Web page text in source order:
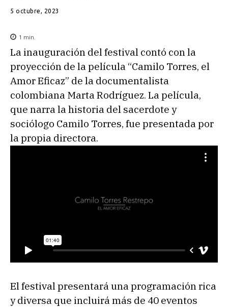
5 octubre, 2023
1 min.
La inauguración del festival contó con la
proyección de la película “Camilo Torres, el
Amor Eficaz” de la documentalista
colombiana Marta Rodríguez. La película,
que narra la historia del sacerdote y
sociólogo Camilo Torres, fue presentada por
la propia directora.
El festival presentará una programación rica
y diversa que incluirá más de 40 eventos